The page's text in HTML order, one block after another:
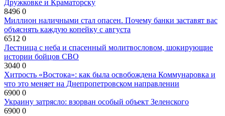
Дружковке и Краматорску
8496 0
Миллион наличными стал опасен. Почему банки заставят вас
объяснять каждую копейку с августа
6512 0
Лестница с неба и спасенный молитвословом, шокирующие
истории бойцов СВО
3040 0
Хитрость «Востока»: как была освобождена Коммунаровка и
что это меняет на Днепропетровском направлении
6900 0
Украину затрясло: взорван особый объект Зеленского
6900 0